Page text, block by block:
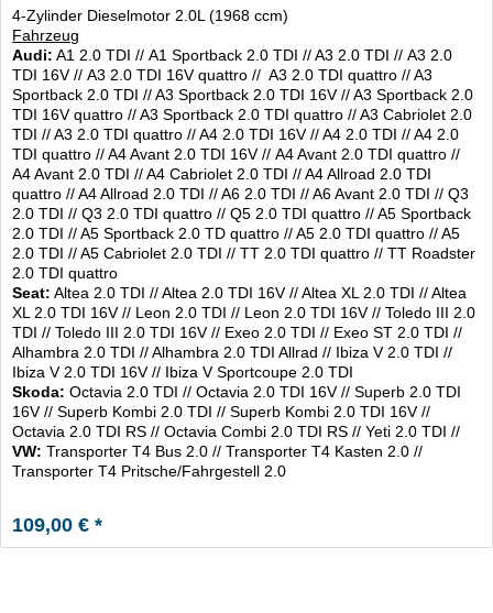
/ BVA /
4-Zylinder Dieselmotor 2.0L (1968 ccm)
Fahrzeug
Audi: A1 2.0 TDI // A1 Sportback 2.0 TDI // A3 2.0 TDI // A3 2.0
TDI 16V // A3 2.0 TDI 16V quattro // A3 2.0 TDI quattro // A3
Sportback 2.0 TDI // A3 Sportback 2.0 TDI 16V // A3 Sportback 2.0
TDI 16V quattro // A3 Sportback 2.0 TDI quattro // A3 Cabriolet 2.0
TDI // A3 2.0 TDI quattro // A4 2.0 TDI 16V // A4 2.0 TDI // A4 2.0
TDI quattro // A4 Avant 2.0 TDI 16V // A4 Avant 2.0 TDI quattro //
A4 Avant 2.0 TDI // A4 Cabriolet 2.0 TDI // A4 Allroad 2.0 TDI
quattro // A4 Allroad 2.0 TDI // A6 2.0 TDI // A6 Avant 2.0 TDI // Q3
2.0 TDI // Q3 2.0 TDI quattro // Q5 2.0 TDI quattro // A5 Sportback
2.0 TDI // A5 Sportback 2.0 TD quattro // A5 2.0 TDI quattro // A5
2.0 TDI // A5 Cabriolet 2.0 TDI // TT 2.0 TDI quattro // TT Roadster
2.0 TDI quattro
Seat: Altea 2.0 TDI // Altea 2.0 TDI 16V // Altea XL 2.0 TDI // Altea
XL 2.0 TDI 16V // Leon 2.0 TDI // Leon 2.0 TDI 16V // Toledo III 2.0
TDI // Toledo III 2.0 TDI 16V // Exeo 2.0 TDI // Exeo ST 2.0 TDI //
Alhambra 2.0 TDI // Alhambra 2.0 TDI Allrad // Ibiza V 2.0 TDI //
Ibiza V 2.0 TDI 16V // Ibiza V Sportcoupe 2.0 TDI
Skoda: Octavia 2.0 TDI // Octavia 2.0 TDI 16V // Superb 2.0 TDI
16V // Superb Kombi 2.0 TDI // Superb Kombi 2.0 TDI 16V //
Octavia 2.0 TDI RS // Octavia Combi 2.0 TDI RS // Yeti 2.0 TDI //
VW: Transporter T4 Bus 2.0 // Transporter T4 Kasten 2.0 //
Transporter T4 Pritsche/Fahrgestell 2.0
109,00 € *